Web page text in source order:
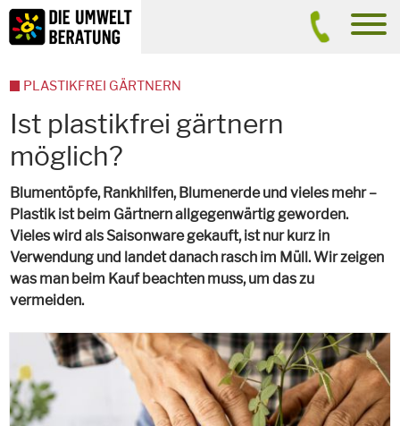
Inhalt
Suche
Ist plastikfrei gärtnern
möglich?
Blumentöpfe, Rankhilfen, Blumenerde und vieles mehr –
Plastik ist beim Gärtnern allgegenwärtig geworden.
Vieles wird als Saisonware gekauft, ist nur kurz in
Verwendung und landet danach rasch im Müll. Wir zeigen
was man beim Kauf beachten muss, um das zu
vermeiden.
PLASTIKFREI GÄRTNERN